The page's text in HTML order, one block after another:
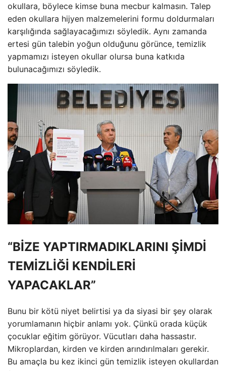
okullara, böylece kimse buna mecbur kalmasın. Talep
eden okullara hijyen malzemelerini formu doldurmaları
karşılığında sağlayacağımızı söyledik. Aynı zamanda
ertesi gün talebin yoğun olduğunu görünce, temizlik
yapmamızı isteyen okullar olursa buna katkıda
bulunacağımızı söyledik.
“BİZE YAPTIRMADIKLARINI ŞİMDİ
TEMİZLİĞİ KENDİLERİ
YAPACAKLAR”
Bunu bir kötü niyet belirtisi ya da siyasi bir şey olarak
yorumlamanın hiçbir anlamı yok. Çünkü orada küçük
çocuklar eğitim görüyor. Vücutları daha hassastır.
Mikroplardan, kirden ve kirden arındırılmaları gerekir.
Bu amaçla bu kez ikinci gün temizlik isteyen okullardan